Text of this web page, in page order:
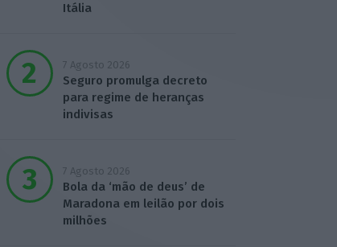
Itália
7 Agosto 2026
Seguro promulga decreto
para regime de heranças
indivisas
7 Agosto 2026
Bola da ‘mão de deus’ de
Maradona em leilão por dois
milhões